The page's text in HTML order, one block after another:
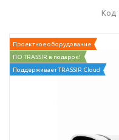
Код
Проектное оборудование
ПО TRASSIR в подарок!
Поддерживает TRASSIR Cloud